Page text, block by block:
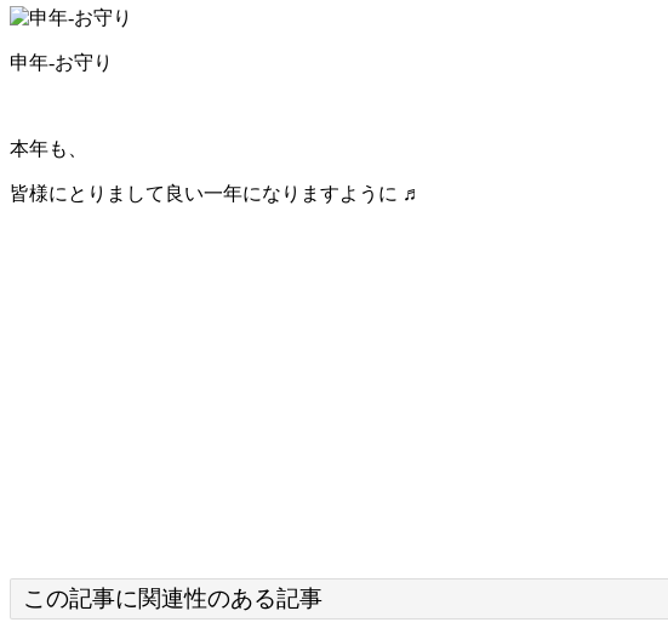
申年-お守り
本年も、
皆様にとりまして良い一年になりますように ♬
この記事に関連性のある記事